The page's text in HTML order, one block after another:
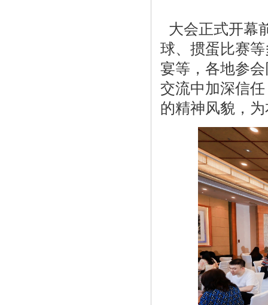
大会正式开幕
球、掼蛋比赛
宴等，各地参
交流中加深信
的精神风貌，